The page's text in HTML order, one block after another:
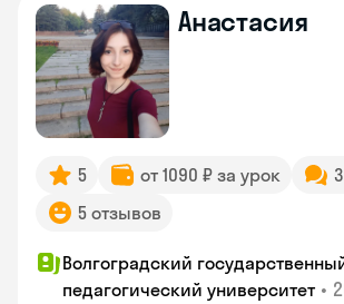
Анастасия
5 от 1090 ₽ за урок
5 отзывов
Волгоградский
педагогический университет •